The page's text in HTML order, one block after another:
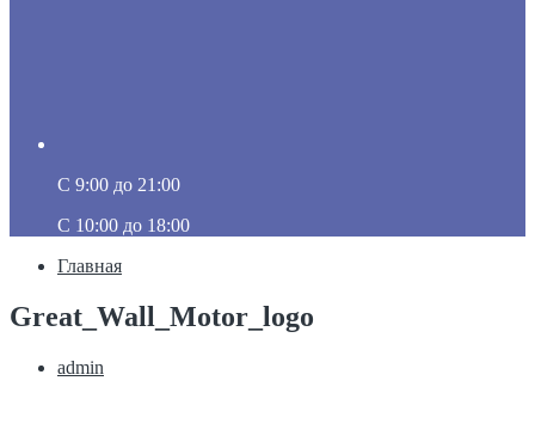
C 9:00 до 21:00
C 10:00 до 18:00
Главная
Great_Wall_Motor_logo
admin